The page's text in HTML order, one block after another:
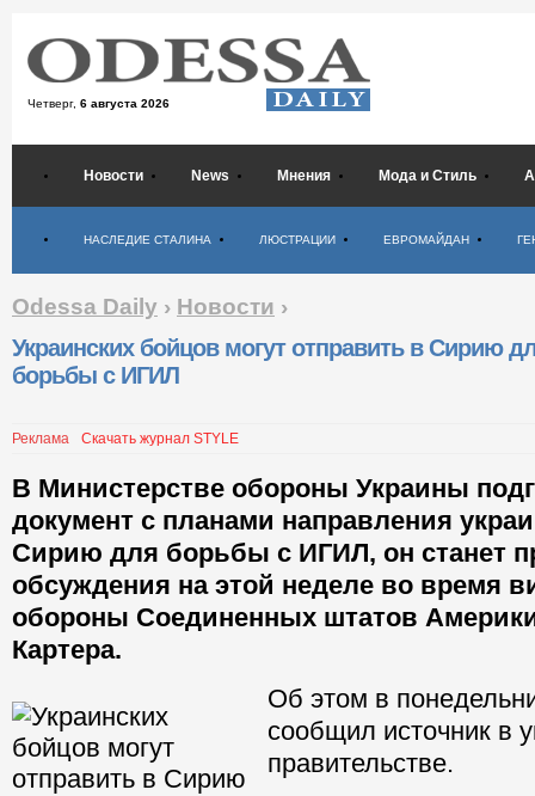
Четверг, 6 августа 2026
Новости News Мнения Мода и Стиль
НАСЛЕДИЕ СТАЛИНА ЛЮСТРАЦИИ ЕВРОМАЙДАН
Odessa Daily › Новости ›
Украинских бойцов могут отправить в Сирию
борьбы с ИГИЛ
Реклама Скачать журнал STYLE
В Министерстве обороны Украины
документ с планами направления
Сирию для борьбы с ИГИЛ, он станет
обсуждения на этой неделе во время
обороны Соединенных штатов
Картера.
Об этом в
сообщил источник в
правительстве.